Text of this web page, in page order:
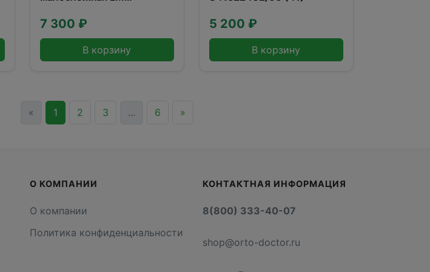
(42,Ажур бежевый)
7 300 ₽
В корзину
5 200 ₽
В корзину
« 1 2 3 ... 6 »
О КОМПАНИИ
О компании
Политика конфиденциальности
КОНТАКТНАЯ ИНФОРМАЦИЯ
8(800) 333-40-07
shop@orto-doctor.ru